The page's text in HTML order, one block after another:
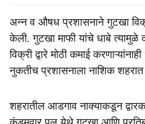
अन्न व औषध प्रशासनाने गुटखा
केली. गुटखा माफी यांचे धाबे
विक्री द्वारे मोठी कमाई
नुकतीच प्रशासनाला नाशिक
शहरातील आडगाव नाक्याकडून